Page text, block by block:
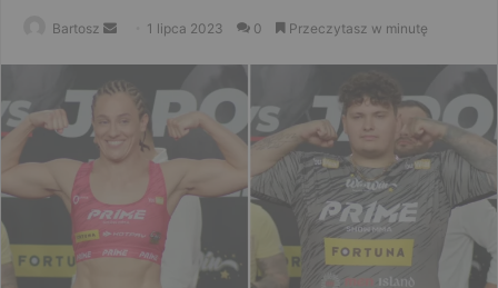
Bartosz
Send 1 lipca 2023 0 Przeczytasz w minutę